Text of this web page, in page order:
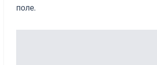
поле.